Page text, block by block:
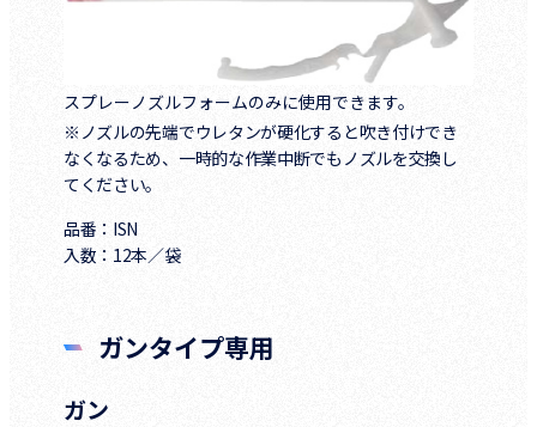
スプレーノズルフォームのみに使用できます。
※ノズルの先端でウレタンが硬化すると吹き付けでき
なくなるため、一時的な作業中断でもノズルを交換し
てください。
品番：ISN
入数：12本／袋
ガンタイプ専用
ガン